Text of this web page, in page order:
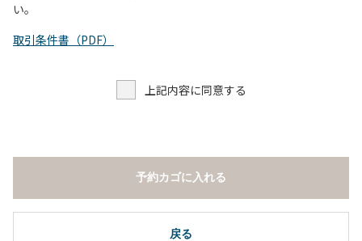
い。
取引条件書（PDF）
上記内容に同意する
戻る
予約カゴに入れる